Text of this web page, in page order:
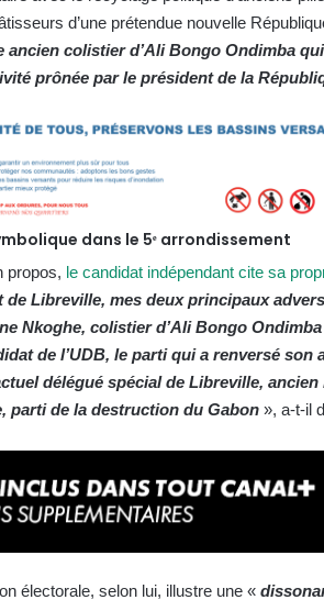
d’une prétendue nouvelle
ancien colistier d’Ali Bongo Ondimba
prônée par le président de la
dans le 5ᵉ arrondissement
propos, le candidat indépendant cite sa
de Libreville, mes deux principaux
Nkoghe, colistier d’Ali Bongo
de l’UDB, le parti qui a renversé son
délégué spécial de Libreville,
parti de la destruction du Gabon », a-t-il
électorale, selon lui, illustre une «